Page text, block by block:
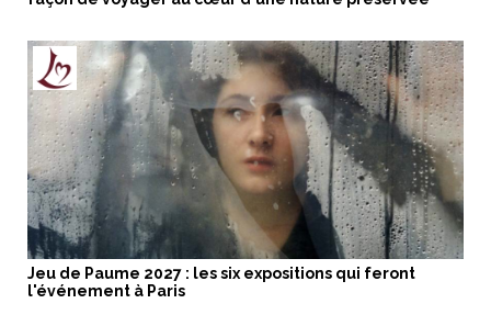
Jeu de Paume 2027 : les six expositions qui feront
l'événement à Paris